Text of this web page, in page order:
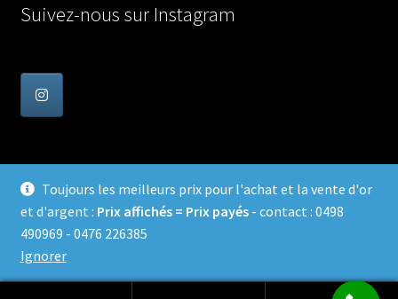
Toujours les meilleurs prix pour l'achat et la vente d'or
et d'argent : Prix affichés = Prix payés- contact : 0498
490969 - 0476 226385
Ignorer
Suivez-nous sur Instagram
© Achat Or en Belgique 2026
Confidentialité
Built with WooCommerce